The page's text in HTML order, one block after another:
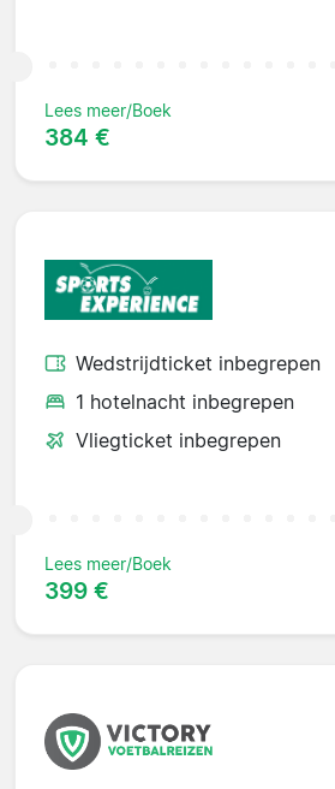
Lees meer/Boek
384 €
Wedstrijdticket inbegrepen
1 hotelnacht inbegrepen
Vliegticket inbegrepen
Lees meer/Boek
399 €